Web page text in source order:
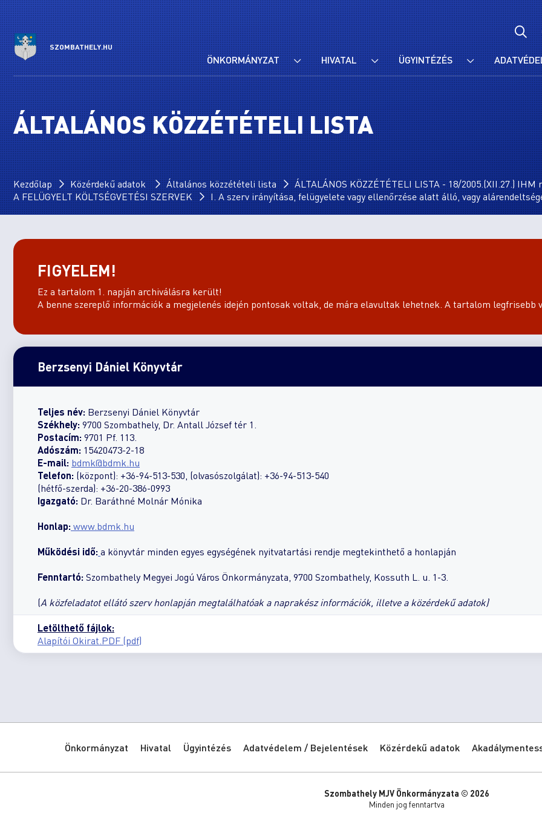
SZOMBATHELY.HU
ÖNKORMÁNYZAT HIVATAL ÜGYINTÉZÉS
ÁLTALÁNOS KÖZZÉTÉTELI LISTA
Kezdőlap Közérdekű adatok Általános közzétételi lista ÁLTALÁNOS KÖZZÉTÉTELI LISTA - 18/2005.(XII.27.) IHM
A FELÜGYELT KÖLTSÉGVETÉSI SZERVEK
I. A szerv irányítása, felügyelete vagy ellenőrzése alatt álló, vagy
FIGYELEM!
Ez a tartalom 1. napján archiválásra került!
A benne szereplő információk a megjelenés idején pontosak voltak, de mára elavultak lehetnek. A tartalom legfrisebb
Berzsenyi Dániel Könyvtár
Teljes név: Berzsenyi Dániel Könyvtár
Székhely:9700 Szombathely, Dr. Antall József tér 1.
Postacím:9701 Pf. 113.
Adószám: 15420473-2-18
E-mail: bdmk@bdmk.hu
Telefon: (központ): +36-94-513-530, (olvasószolgálat): +36-94-513-540
(hétfő-szerda): +36-20-386-0993
Igazgató: Dr. Baráthné Molnár Mónika
Honlap:www.bdmk.hu
Működési idő:a könyvtár minden egyes egységének nyitvatartási rendje megtekinthető a honlapján
Fenntartó:Szombathely Megyei Jogú Város Önkormányzata, 9700 Szombathely, Kossuth L. u. 1-3.
(A közfeladatot ellátó szerv honlapján megtalálhatóak a naprakész információk, illetve a közérdekű adatok)
Letölthető fájlok:
Alapítói Okirat.PDF (pdf)
Önkormányzat Hivatal Ügyintézés Adatvédelem / Bejelentések Közérdekű adatok
Szombathely MJV Önkormányzata © 2026
Minden jog fenntartva